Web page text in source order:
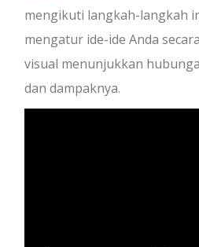
mengikuti langkah-langkah
mengatur ide-ide Anda
visual menunjukkan
dan dampaknya.